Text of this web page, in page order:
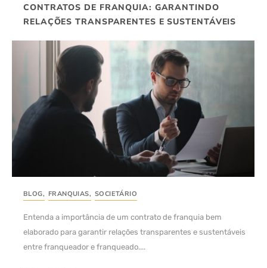
CONTRATOS DE FRANQUIA: GARANTINDO
RELAÇÕES TRANSPARENTES E SUSTENTÁVEIS
BLOG, FRANQUIAS, SOCIETÁRIO
Entenda a importância de um contrato de franquia bem
elaborado para garantir relações transparentes e sustentáveis
entre franqueador e franqueado....